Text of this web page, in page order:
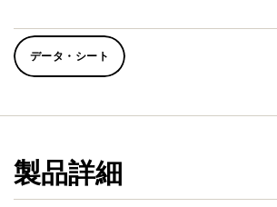
データ・シート
製品詳細